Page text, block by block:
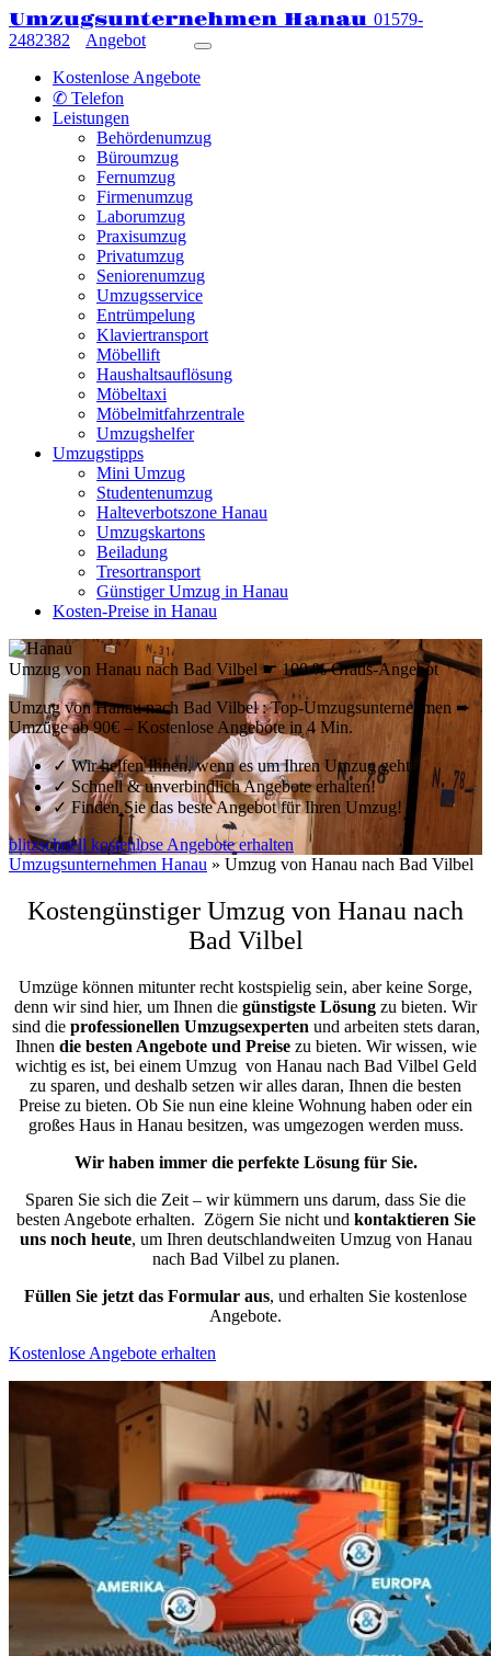
Umzugsunternehmen Hanau 01579-
2482382
Angebot
Kostenlose Angebote
✆ Telefon
Leistungen
Behördenumzug
Büroumzug
Fernumzug
Firmenumzug
Laborumzug
Praxisumzug
Privatumzug
Seniorenumzug
Umzugsservice
Entrümpelung
Klaviertransport
Möbellift
Haushaltsauflösung
Möbeltaxi
Möbelmitfahrzentrale
Umzugshelfer
Umzugstipps
Mini Umzug
Studentenumzug
Halteverbotszone Hanau
Umzugskartons
Beiladung
Tresortransport
Günstiger Umzug in Hanau
Kosten-Preise in Hanau
Umzug von Hanau nach Bad Vilbel ☛ 100 % Gratis-Angebot
Umzug von Hanau nach Bad Vilbel : Top-Umzugsunternehmen ➨
Umzüge ab 90€ – Kostenlose Angebote in 4 Min.
✓Wir helfen Ihnen, wenn es um Ihren Umzug geht!
✓Schnell & unverbindlich Angebote erhalten!
✓Finden Sie das beste Angebot für Ihren Umzug!
blitzschnell kostenlose Angebote erhalten
Umzugsunternehmen Hanau » Umzug von Hanau nach Bad Vilbel
Kostengünstiger Umzug von Hanau nach
Bad Vilbel
Umzüge können mitunter recht kostspielig sein, aber keine Sorge,
denn wir sind hier, um Ihnen die günstigste Lösung zu bieten. Wir
sind die professionellen Umzugsexperten und arbeiten stets daran,
Ihnen die besten Angebote und Preisezu bieten. Wir wissen, wie
wichtig es ist, bei einem Umzug von Hanau nach Bad Vilbel Geld
zu sparen, und deshalb setzen wir alles daran, Ihnen die besten
Preise zu bieten. Ob Sie nun eine kleine Wohnung haben oder ein
großes Haus in Hanau besitzen, was umgezogen werden muss.
Wir haben immer die perfekte Lösung für Sie.
Sparen Sie sich die Zeit – wir kümmern uns darum, dass Sie die
besten Angebote erhalten. Zögern Sie nicht und kontaktieren Sie
uns noch heute, um Ihren deutschlandweiten Umzug von Hanau
nach Bad Vilbel zu planen.
Füllen Sie jetzt das Formular aus, und erhalten Sie kostenlose
Angebote.
Kostenlose Angebote erhalten